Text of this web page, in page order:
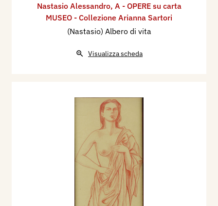
Nastasio Alessandro, A - OPERE su carta
MUSEO - Collezione Arianna Sartori
(Nastasio) Albero di vita
Visualizza scheda